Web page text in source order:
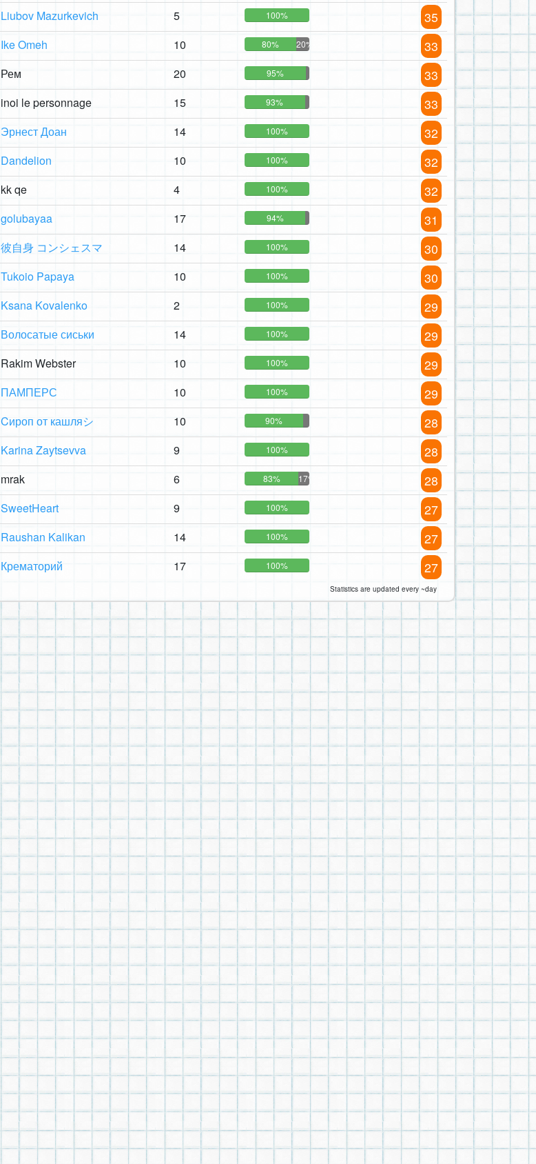
Liubov Mazurkevich 5 100% 35
Ike Omeh 10 80% 20% 33
Рем 20 95% 33
inoi le personnage 15 93% 33
Эрнест Доан 14 100% 32
Dandelion 10 100% 32
kk qe 4 100% 32
golubayaa 17 94% 31
彼自身 コンシェスマ 14 100% 30
Tukoio Papaya 10 100% 30
Ksana Kovalenko 2 100% 29
Волосатые сиськи 14 100% 29
Rakim Webster 10 100% 29
ПАМПЕРС 10 100% 29
Cироп оᴛ кашляシ 10 90% 28
Karina Zaytsevva 9 100% 28
mrak 6 83% 17% 28
SweetHeart 9 100% 27
Raushan Kalikan 14 100% 27
Крематорий 17 100% 27
Statistics are updated every ~day